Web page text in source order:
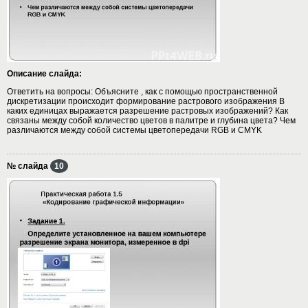
Описание слайда:
Ответить на вопросы: Объясните , как с помощью пространственной
дискретизации происходит формирование растрового изображения В
каких единицах выражается разрешение растровых изображений? Как
связаны между собой количество цветов в палитре и глубина цвета? Чем
различаются между собой системы цветопередачи RGB и CMYK
№ слайда 10